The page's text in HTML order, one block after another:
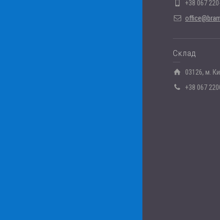
+38 067
Склад
03126, м.
+38 067